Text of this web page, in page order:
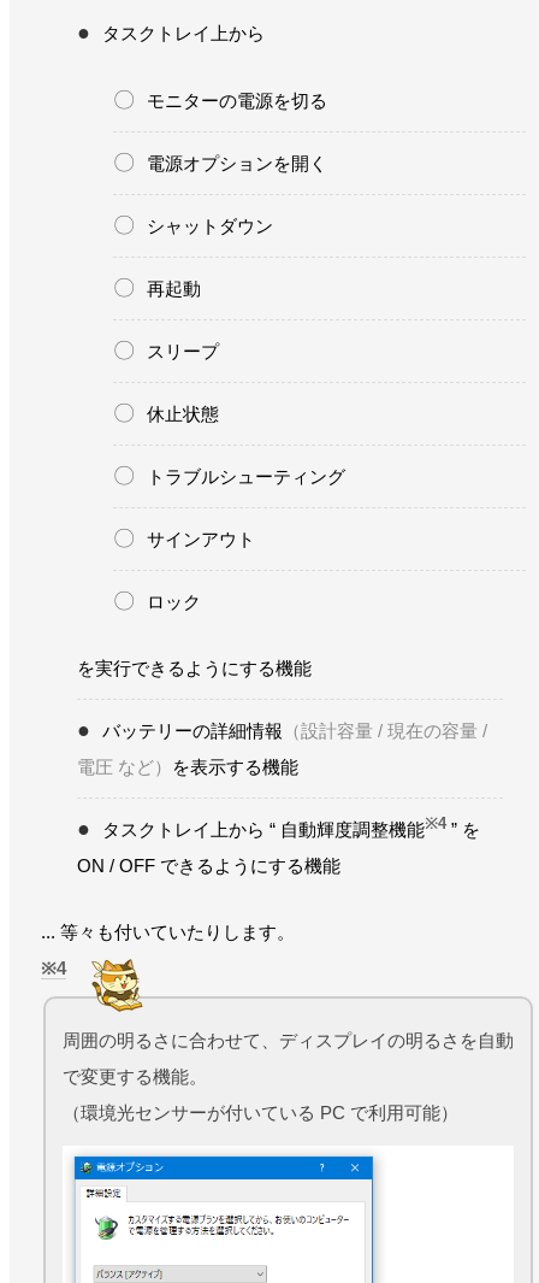
タスクトレイ上から
モニターの電源を切る
電源オプションを開く
シャットダウン
再起動
スリープ
休止状態
トラブルシューティング
サインアウト
ロック
を実行できるようにする機能
バッテリーの詳細情報 （設計容量 / 現在の容量 /
電圧 など）
を表示する機能
タスクトレイ上から “ 自動輝度調整機能※4” を
ON / OFF できるようにする機能
... 等々も付いていたりします。
4
周囲の明るさに合わせて、ディスプレイの明るさを自動
で変更する機能。
（環境光センサーが付いている PC で利用可能）